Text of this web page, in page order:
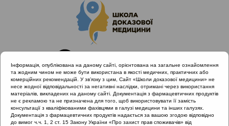
Головна
Проведені заходи
Сучасні стандарти діагностики та лікування алергічного
Інформація, опублікована на даному сайті, орієнтована на загальне ознайомлення
та жодним чином не може бути використана в якості медичних, практичних або
комерційних рекомендацій. У зв’язку з цим, Сайт «Школи доказової медицини» не
несе жодної відповідальності за негативні наслідки, отримані через використання
матеріалів, викладених на даному сайті. Документація з фармацевтичних продуктів
не є рекламою та не призначена для того, щоб використовувати її замість
консультації з кваліфікованими фахівцями в галузі медицини та інших галузях.
Документація з фармацевтичних продуктів надається за вашою згодою відповідно
до вимог ч.ч. 1, 2 ст. 15 Закону України «Про захист прав споживачів» від